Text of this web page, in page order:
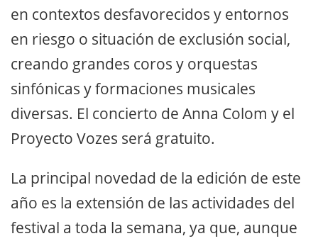
en contextos desfavorecidos y entornos
en riesgo o situación de exclusión social,
creando grandes coros y orquestas
sinfónicas y formaciones musicales
diversas. El concierto de Anna Colom y el
Proyecto Vozes será gratuito.
La principal novedad de la edición de este
año es la extensión de las actividades del
festival a toda la semana, ya que, aunque